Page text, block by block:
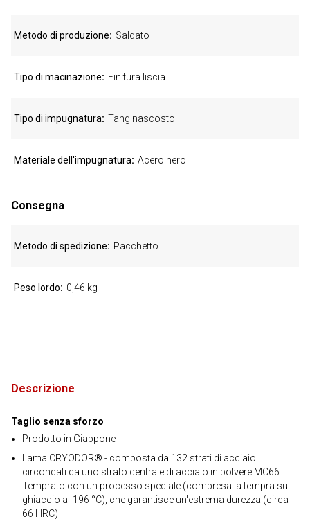
Descrizione
Taglio senza sforzo
Prodotto in Giappone
Lama CRYODOR® - composta da 132 strati di acciaio
circondati da uno strato centrale di acciaio in polvere MC66.
Temprato con un processo speciale (compresa la tempra su
ghiaccio a -196 °C), che garantisce un'estrema durezza (circa
66 HRC)
Metodo di produzione Saldato
Tipo di macinazione Finitura liscia
Tipo di impugnatura Tang nascosto
Materiale dell'impugnatura Acero nero
Consegna
Metodo di spedizione Pacchetto
Peso lordo 0,46 kg